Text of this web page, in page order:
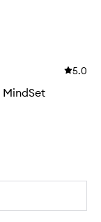
5.0